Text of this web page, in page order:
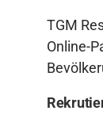
TGM
Online-